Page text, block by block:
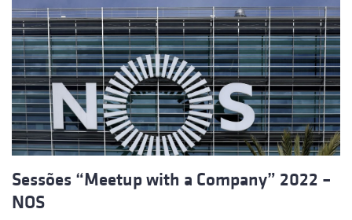
Sessões “Meetup with a Company” 2022 –
NOS